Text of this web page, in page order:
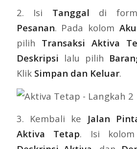
2. Isi Tanggal di
Pesanan. Pada kolom
pilih Transaksi Aktiva
Deskripsi lalu pilih
Klik Simpan dan Keluar.
3. Kembali ke Jalan
Aktiva Tetap. Isi kolom